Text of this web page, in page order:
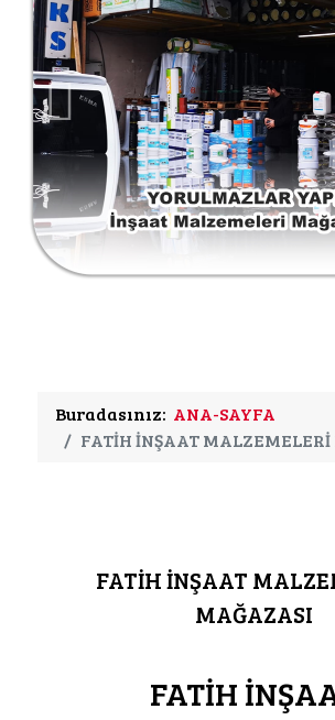
Buradasınız: ANA-SAYFA
FATİH İNŞAAT
FATİH İNŞAAT
MAĞAZASI
FATİH